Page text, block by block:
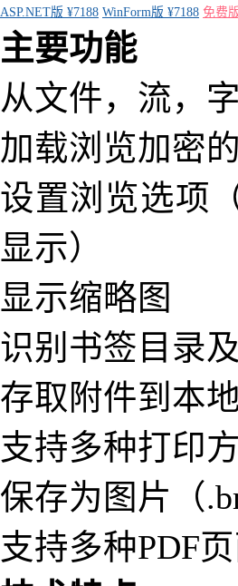
ASP.NET版 ¥7188 WinForm版 ¥7188 免费
主要功能
从文件，流，
加载浏览加密
设置浏览选项
显示）
显示缩略图
识别书签目录
存取附件到本
支持多种打印
保存为图片（
支持多种PDF